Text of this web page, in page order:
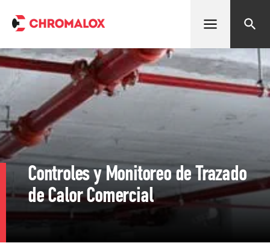
Abrir menúBuscar
Controles y Monitoreo de Trazado
de Calor Comercial